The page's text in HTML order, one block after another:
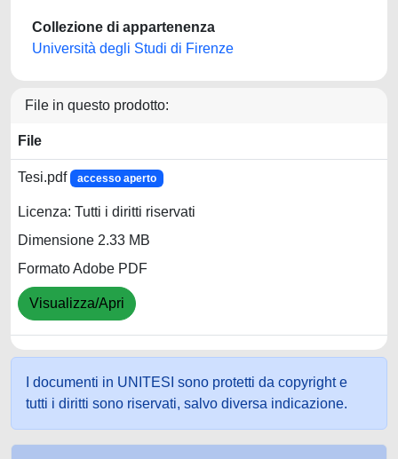
Collezione di appartenenza
Università degli Studi di Firenze
File in questo prodotto:
File
Tesi.pdf accesso aperto
Licenza: Tutti i diritti riservati
Dimensione 2.33 MB
Formato Adobe PDF
Visualizza/Apri
I documenti in UNITESI sono protetti da copyright e
tutti i diritti sono riservati, salvo diversa indicazione.